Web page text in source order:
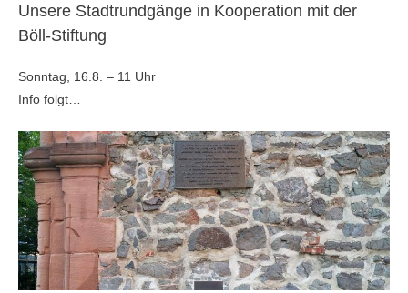
Unsere Stadtrundgänge in Kooperation mit der
Böll-Stiftung
Sonntag, 16.8. – 11 Uhr
Info folgt…